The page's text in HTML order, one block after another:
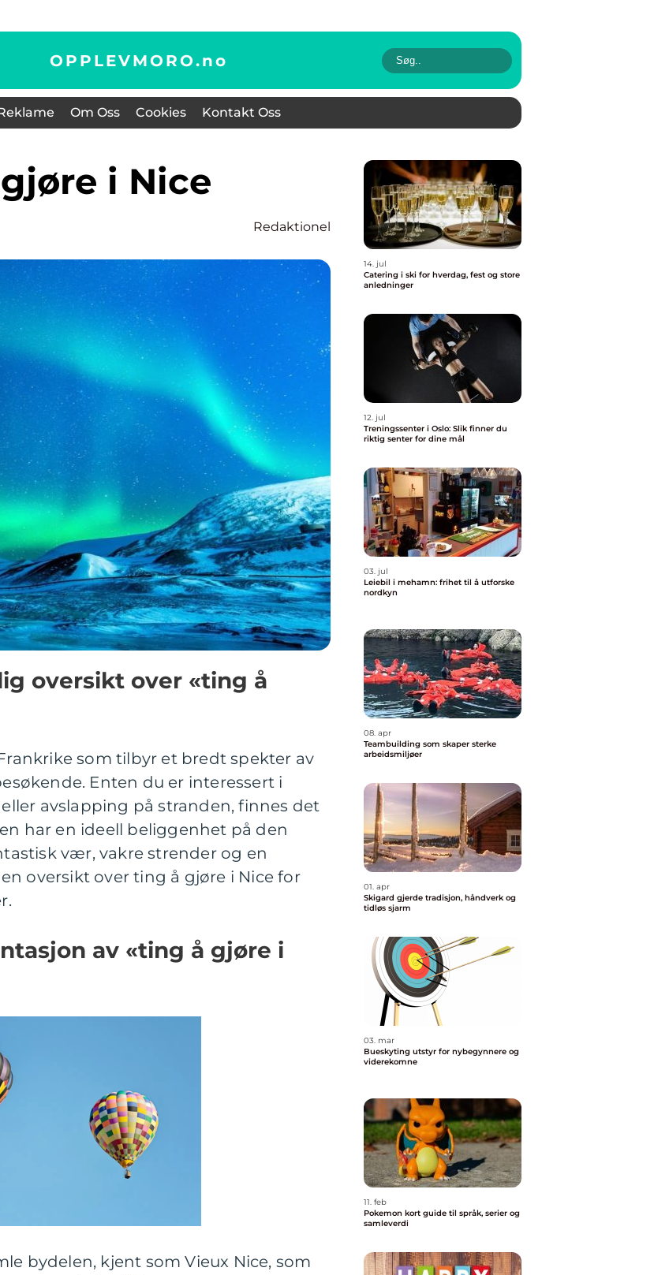
OPPLEVMORO.no
Om Oss Cookies Kontakt Oss
gjøre i Nice
Redaktionel
oversikt over «ting å
som tilbyr et bredt spekter av
Enten du er interessert i
avslapping på stranden, finnes det
har en ideell beliggenhet på den
vær, vakre strender og en
oversikt over ting å gjøre i Nice for
av «ting å gjøre i
bydelen, kjent som Vieux Nice, som
14. jul
Catering i ski for hverdag, fest og store
anledninger
12. jul
Treningssenter i Oslo: Slik finner du
riktig senter for dine mål
03. jul
Leiebil i mehamn: frihet til å utforske
nordkyn
08. apr
Teambuilding som skaper sterke
arbeidsmiljøer
01. apr
Skigard gjerde tradisjon, håndverk og
tidløs sjarm
03. mar
Bueskyting utstyr for nybegynnere og
viderekomne
11. feb
Pokemon kort guide til språk, serier og
samleverdi